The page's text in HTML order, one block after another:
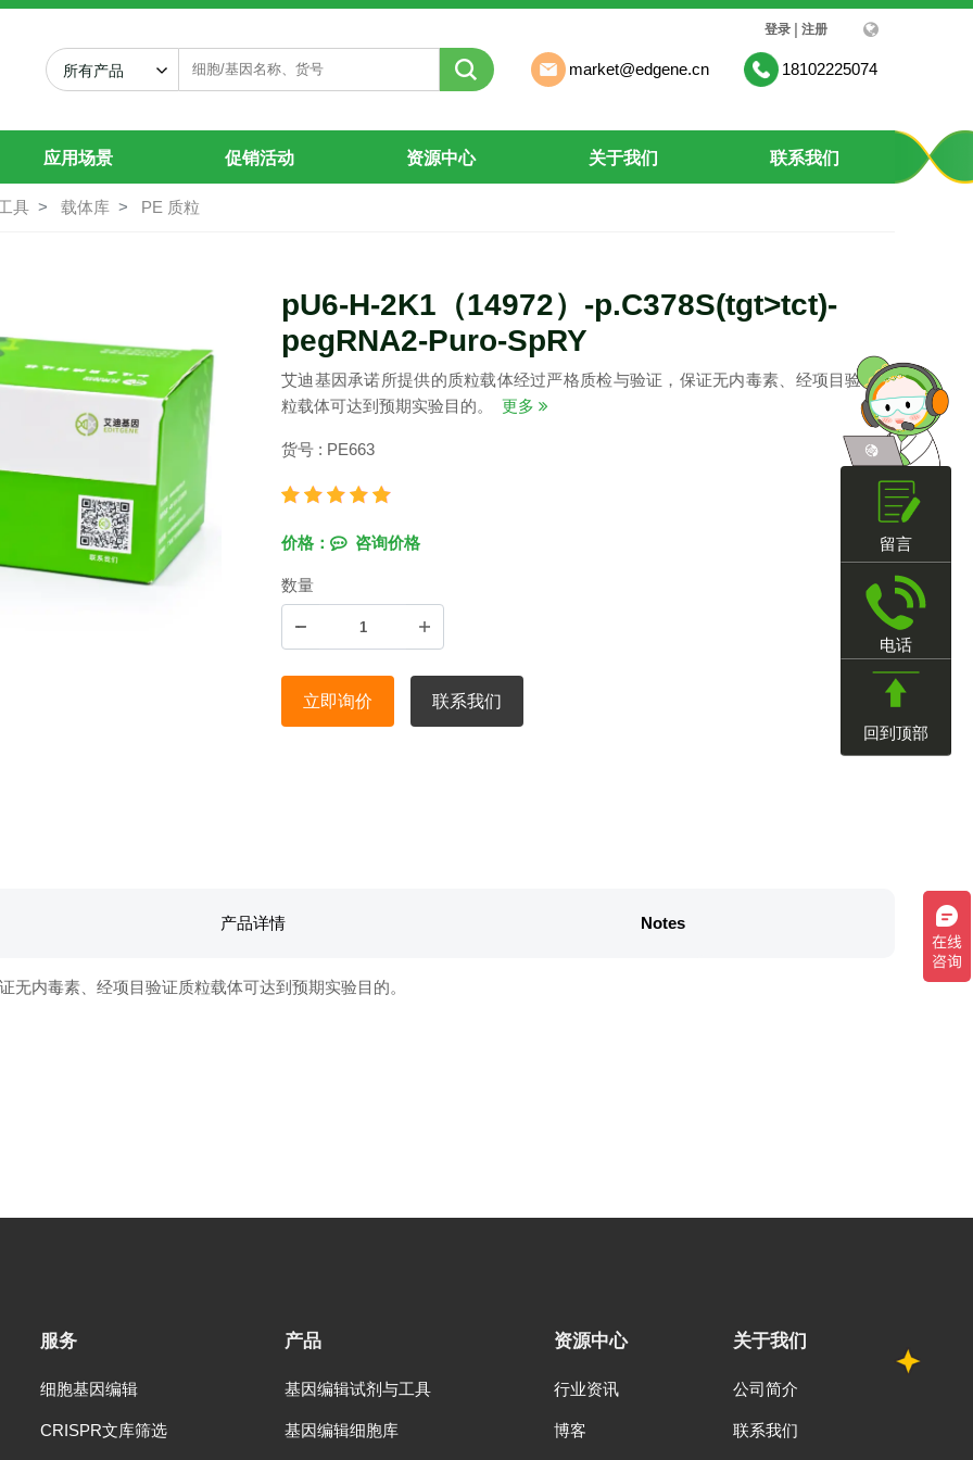
所有产品 market@edgene.cn 18102225074
登录 | 注册
应用场景 促销活动 资源中心 关于我们 联系我们
具 载体库 PE 质粒
pU6-H-2K1（14972）-p.C378S(tgt>tct)-
pegRNA2-Puro-SpRY
艾迪基因承诺所提供的质粒载体经过严格质检与验证，保证无内毒素、经项目验证质
粒载体可达到预期实验目的。
更多
货号 : PE663
价格： 咨询价格
数量
立即询价 联系我们
产品详情 Notes
内毒素、经项目验证质粒载体可达到预期实验目的。
留言
电话
回到顶部
服务
细胞基因编辑
CRISPR文库筛选
产品
基因编辑试剂与工具
基因编辑细胞库
资源中心
行业资讯
博客
关于我们
公司简介
联系我们